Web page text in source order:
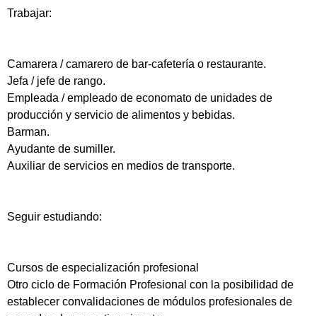
Trabajar:
Camarera / camarero de bar-cafetería o restaurante.
Jefa / jefe de rango.
Empleada / empleado de economato de unidades de
producción y servicio de alimentos y bebidas.
Barman.
Ayudante de sumiller.
Auxiliar de servicios en medios de transporte.
Seguir estudiando:
Cursos de especialización profesional
Otro ciclo de Formación Profesional con la posibilidad de
establecer convalidaciones de módulos profesionales de